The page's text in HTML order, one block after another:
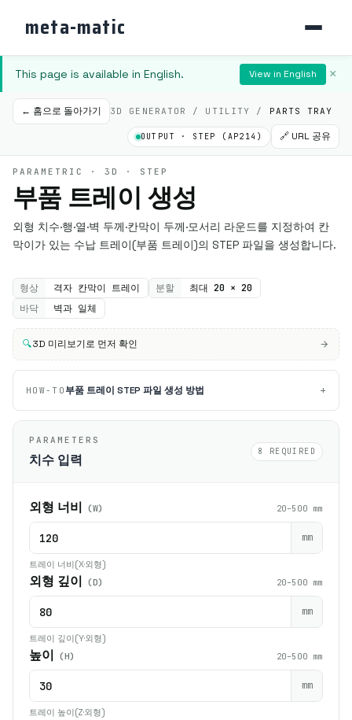
meta-matic
This page is available in English. View in English ×
← 홈으로 돌아가기 3D GENERATOR / UTILITY / PARTS TRAY
OUTPUT · STEP (AP214) 🔗 URL 공유
PARAMETRIC · 3D · STEP
부품 트레이 생성
외형 치수·행·열·벽 두께·칸막이 두께·모서리 라운드를 지정하여 칸
막이가 있는 수납 트레이(부품 트레이)의 STEP 파일을 생성합니다.
형상 격자 칸막이 트레이 분할
최대 20 × 20
바닥
벽과 일체
🔍3D 미리보기로 먼저 확인
HOW-TO 부품 트레이 STEP 파일 생성 방법 +
PARAMETERS
치수 입력
8 REQUIRED
외형 너비 (W) 20–500 mm
mm
트레이 너비(X·외형)
외형 깊이 (D) 20–500 mm
mm
트레이 깊이(Y·외형)
높이 (H) 20–500 mm
mm
트레이 높이(Z·외형)